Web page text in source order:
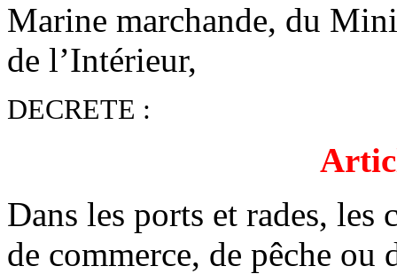
Marine marchande, du
de l’Intérieur,
DECRETE :
Dans les ports et rades, les
de commerce, de pêche ou